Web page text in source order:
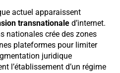
actuel apparaissent
transnationale d’internet.
nationales crée des zones
plateformes pour limiter
juridique
l’établissement d’un régime